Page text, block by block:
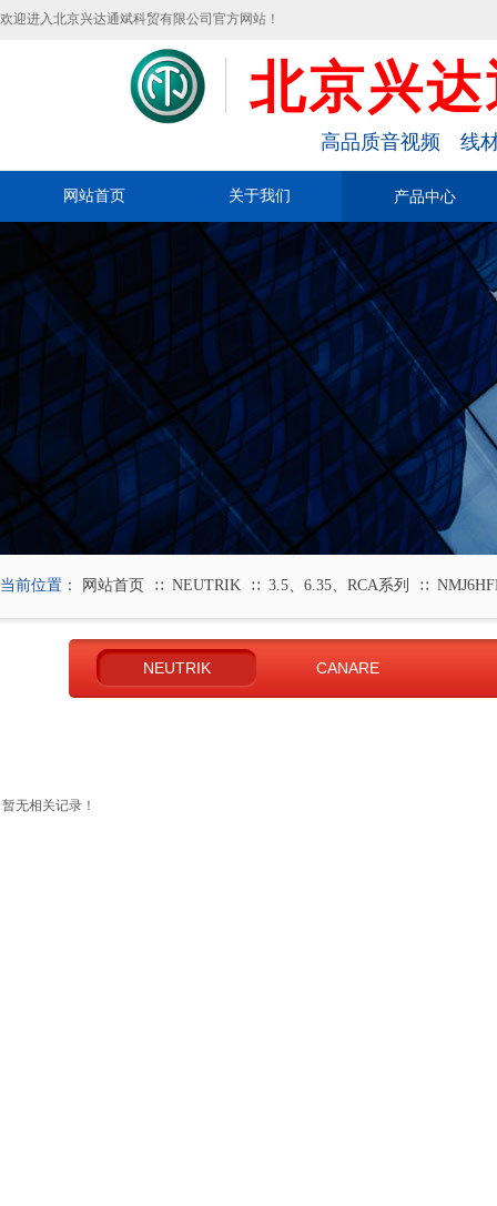
欢迎进入北京兴达通斌科贸有限公司官方网站！
北京兴
高品质音视频 线
网站首页 关于我们 产品中心
当前位置： 网站首页 ∷ NEUTRIK ∷ 3.5、6.35、RCA系列 ∷
NEUTRIK CANARE
暂无相关记录！